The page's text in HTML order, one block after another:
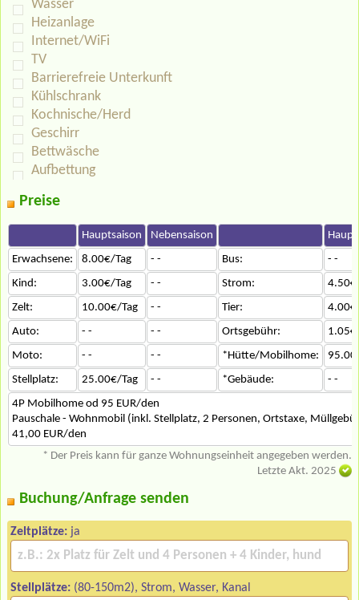
Wasser
Heizanlage
Internet/WiFi
TV
Barrierefreie Unterkunft
Kühlschrank
Kochnische/Herd
Geschirr
Bettwäsche
Aufbettung
Preise
Hauptsaison Nebensaison
Erwachsene:
8.00€/Tag - - Bus:
- -
Kind:
3.00€/Tag - - Strom:
Zelt:
10.00€/Tag - - Tier:
Auto:
- - - - Ortsgebühr:
Moto:
- - - - *Hütte/Mobilhome:
Stellplatz:
25.00€/Tag - - *Gebäude:
- -
4P Mobilhome od 95 EUR/den
Pauschale - Wohnmobil (inkl. Stellplatz, 2 Personen, Ortstaxe,
41,00 EUR/den
* Der Preis kann für ganze Wohnungseinheit angegeben werden.
Letzte Akt. 2025
Buchung/Anfrage senden
Zeltplätze: ja
Stellplätze: (80-150m2), Strom, Wasser, Kanal